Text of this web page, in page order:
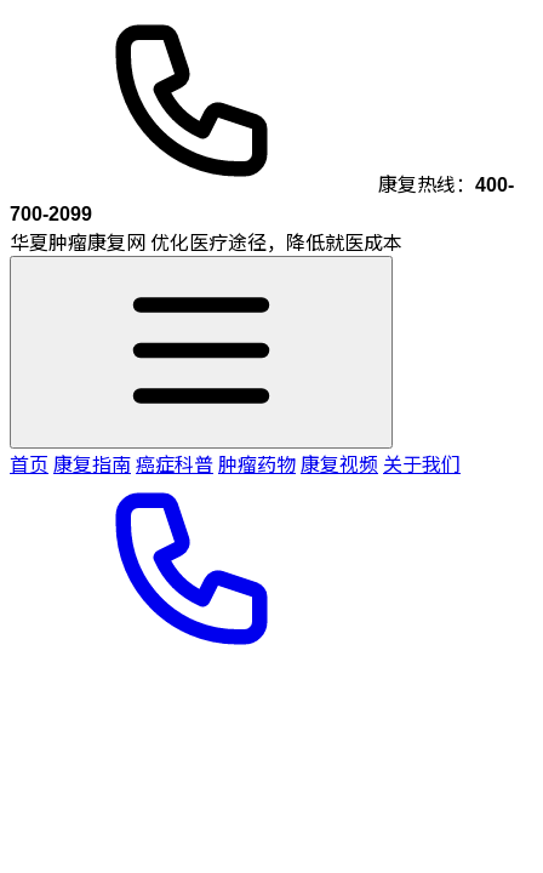
康复热线： 400-
700-2099
华夏肿瘤康复网 优化医疗途径，降低就医成本
首页 康复指南癌症科普肿瘤药物康复视频 关于我们